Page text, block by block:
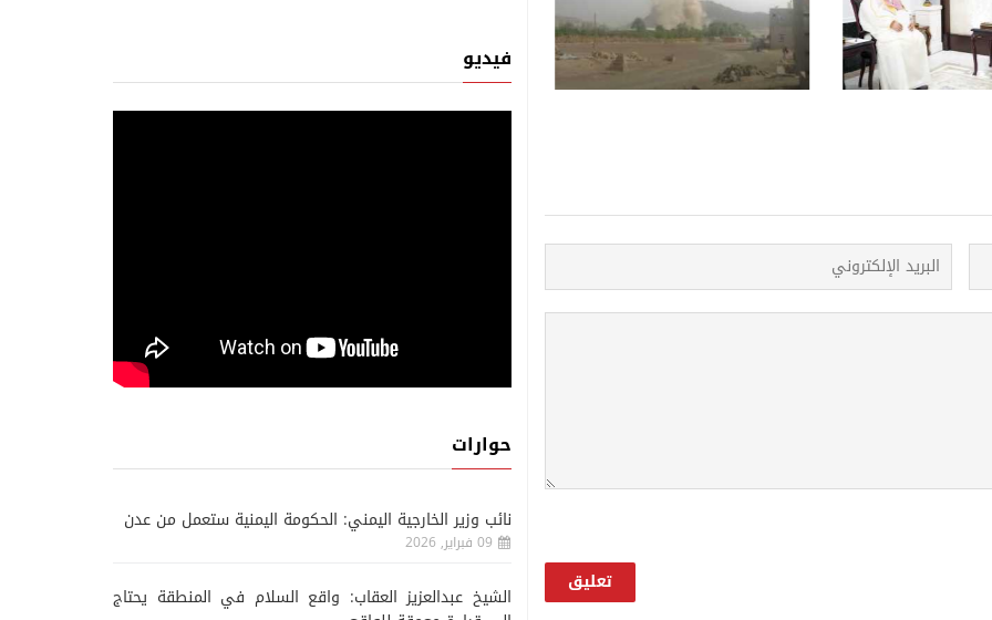
تحشد دبلوماسياً
في مواجهة التصعيد
تصعيد الحوثيين في اليمن يتصدر
مباحثات الزوبة وغروندبرغ
إلى حرب واسعةفيديو
حوارات
نائب وزير الخارجية اليمني: الحكومة اليمنية ستعمل من عدن
09 فبراير, 2026
الشيخ عبدالعزيز العقاب: واقع السلام في المنطقة يحتاج